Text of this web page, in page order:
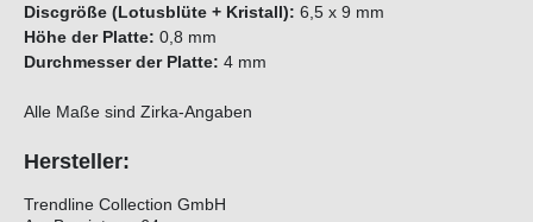
Discgröße (Lotusblüte + Kristall): 6,5 x 9 mm
Höhe der Platte: 0,8 mm
Durchmesser der Platte: 4 mm
Alle Maße sind Zirka-Angaben
Hersteller:
Trendline Collection GmbH